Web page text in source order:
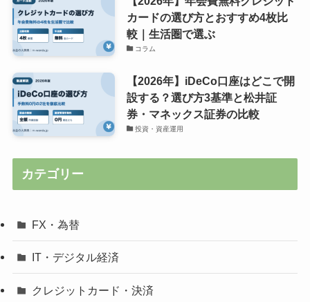
カードの選び方とおすすめ4枚比
較｜生活圏で選ぶ
コラム
【2026年】iDeCo口座はどこで開
設する？選び方3基準と松井証
券・マネックス証券の比較
投資・資産運用
カテゴリー
FX・為替
IT・デジタル経済
クレジットカード・決済